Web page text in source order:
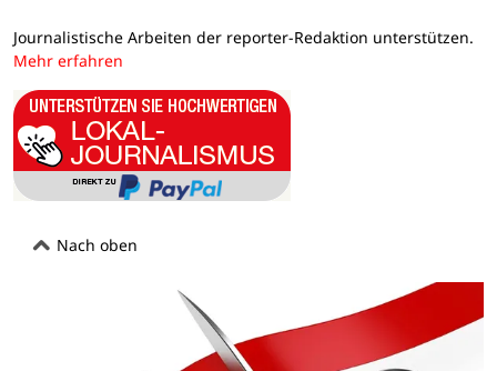
Journalistische Arbeiten der reporter-Redaktion unterstützen.
Mehr erfahren
Nach oben